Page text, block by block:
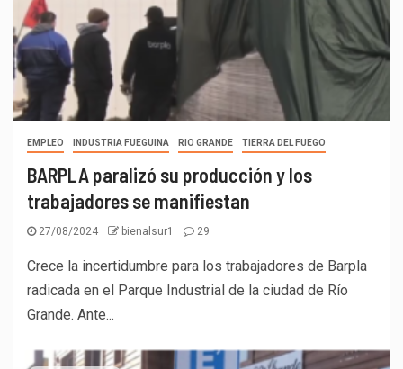
EMPLEO INDUSTRIA FUEGUINA RIO GRANDE TIERRA DEL FUEGO
BARPLA paralizó su producción y los
trabajadores se manifiestan
27/08/2024 bienalsur1 29
Crece la incertidumbre para los trabajadores de Barpla
radicada en el Parque Industrial de la ciudad de Río
Grande. Ante...